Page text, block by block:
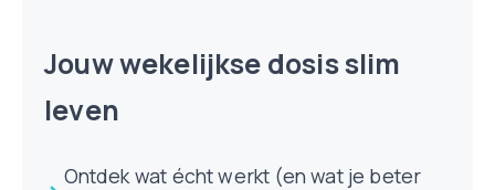
Jouw wekelijkse dosis slim
leven
Ontdek wat écht werkt (en wat je beter